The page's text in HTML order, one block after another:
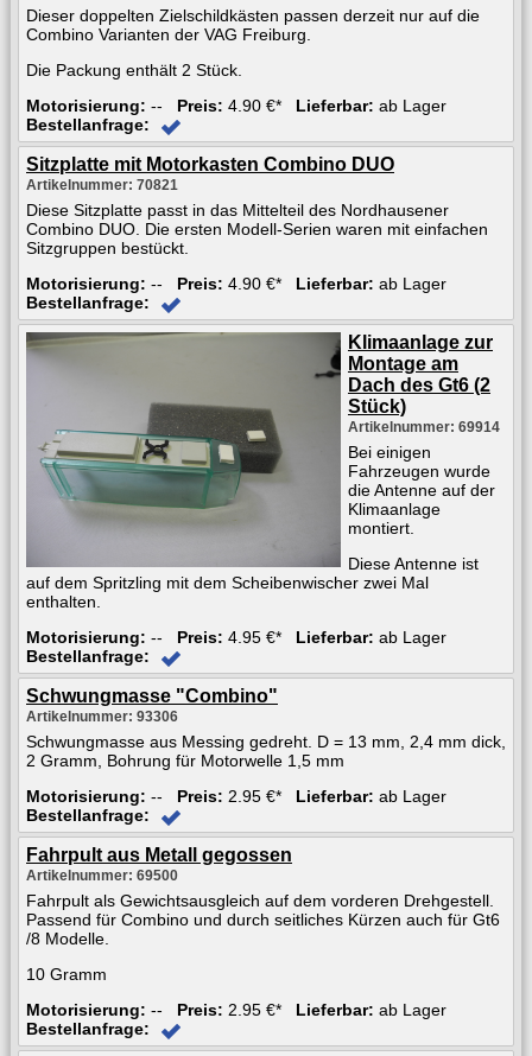
Dieser doppelten Zielschildkästen passen derzeit nur auf die
Combino Varianten der VAG Freiburg.
Die Packung enthält 2 Stück.
Motorisierung: -- Preis: 4.90 €* Lieferbar: ab Lager
Bestellanfrage:
Sitzplatte mit Motorkasten Combino DUO
Artikelnummer: 70821
Diese Sitzplatte passt in das Mittelteil des Nordhausener
Combino DUO. Die ersten Modell-Serien waren mit einfachen
Sitzgruppen bestückt.
Motorisierung: -- Preis: 4.90 €* Lieferbar: ab Lager
Bestellanfrage:
Klimaanlage zur
Montage am
Dach des Gt6 (2
Stück)
Artikelnummer: 69914
Bei einigen
Fahrzeugen wurde
die Antenne auf der
Klimaanlage
montiert.
Diese Antenne ist
auf dem Spritzling mit dem Scheibenwischer zwei Mal
enthalten.
Motorisierung: -- Preis: 4.95 €* Lieferbar: ab Lager
Bestellanfrage:
Schwungmasse "Combino"
Artikelnummer: 93306
Schwungmasse aus Messing gedreht. D = 13 mm, 2,4 mm dick,
2 Gramm, Bohrung für Motorwelle 1,5 mm
Motorisierung: -- Preis: 2.95 €* Lieferbar: ab Lager
Bestellanfrage:
Fahrpult aus Metall gegossen
Artikelnummer: 69500
Fahrpult als Gewichtsausgleich auf dem vorderen Drehgestell.
Passend für Combino und durch seitliches Kürzen auch für Gt6
/8 Modelle.
10 Gramm
Motorisierung: -- Preis: 2.95 €* Lieferbar: ab Lager
Bestellanfrage: